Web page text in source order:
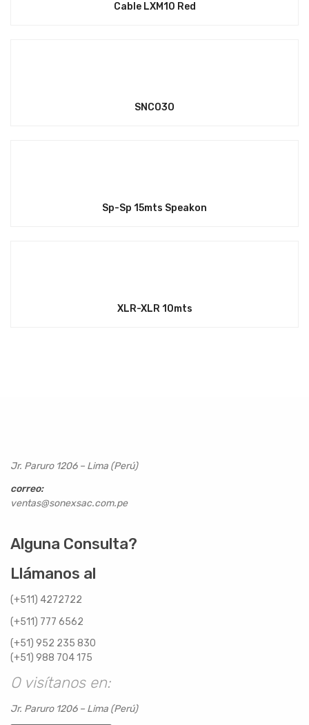
Cable LXM10 Red
SNCO3O
Sp-Sp 15mts Speakon
XLR-XLR 10mts
Jr. Paruro 1206 – Lima (Perú)
correo:
ventas@sonexsac.com.pe
Alguna Consulta?
Llámanos al
(+511) 4272722
(+511) 777 6562
(+51) 952 235 830
(+51) 988 704 175
O visítanos en:
Jr. Paruro 1206 – Lima (Perú)